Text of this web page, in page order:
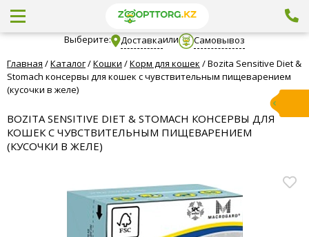
Выберите: Доставкаили
Самовывоз
Главная /Каталог/Кошки /Корм для кошек /Bozita Sensitive Diet &
Stomach консервы для кошек с чувствительным пищеварением
(кусочки в желе)
BOZITA SENSITIVE DIET & STOMACH КОНСЕРВЫ ДЛЯ
КОШЕК С ЧУВСТВИТЕЛЬНЫМ ПИЩЕВАРЕНИЕМ
(КУСОЧКИ В ЖЕЛЕ)